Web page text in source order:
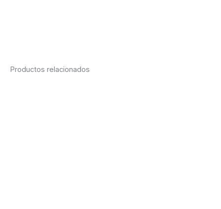
Productos relacionados